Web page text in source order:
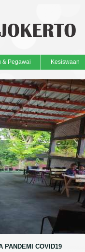
& Pegawai Kesiswaan
PANDEMI COVID19